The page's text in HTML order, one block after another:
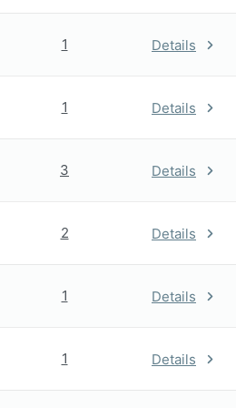
1 Details
1 Details
3 Details
2 Details
1 Details
1 Details